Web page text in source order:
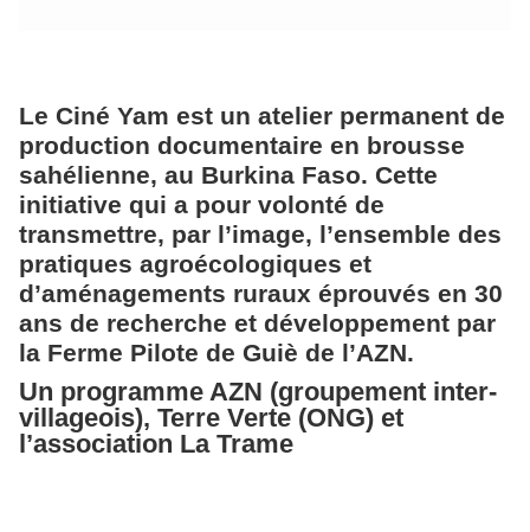
Le Ciné Yam est un atelier permanent de
production documentaire en brousse
sahélienne, au Burkina Faso. Cette
initiative qui a pour volonté de
transmettre, par l’image, l’ensemble des
pratiques agroécologiques et
d’aménagements ruraux éprouvés en 30
ans de recherche et développement par
la Ferme Pilote de Guiè de l’AZN.
Un programme AZN (groupement inter-
villageois), Terre Verte (ONG) et
l’association La Trame